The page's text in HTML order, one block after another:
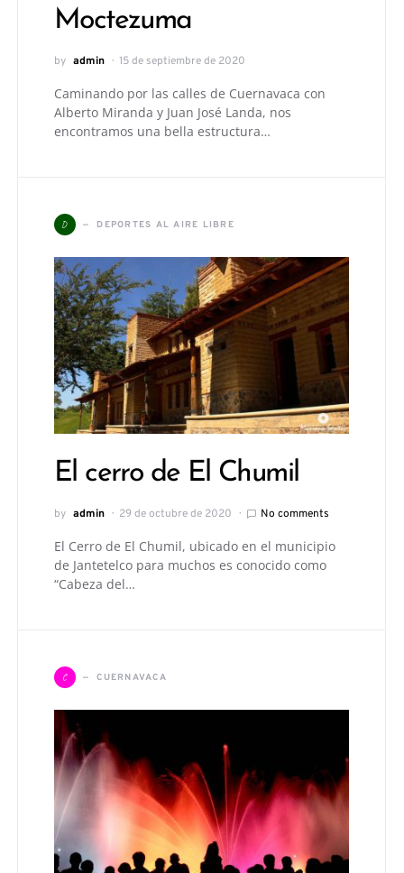
Moctezuma
by admin 15 de septiembre de 2020
Caminando por las calles de Cuernavaca con
Alberto Miranda y Juan José Landa, nos
encontramos una bella estructura…
D DEPORTES AL AIRE LIBRE
El cerro de El Chumil
by admin 29 de octubre de 2020 No comments
El Cerro de El Chumil, ubicado en el municipio
de Jantetelco para muchos es conocido como
“Cabeza del…
C CUERNAVACA